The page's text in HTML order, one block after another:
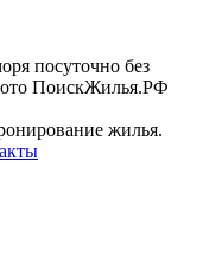
посуточно без
ПоискЖилья.РФ
жилья.